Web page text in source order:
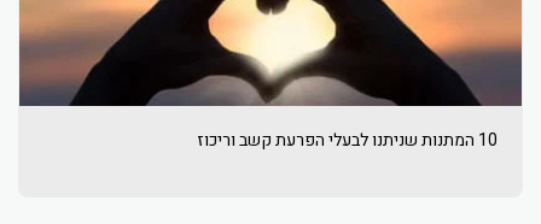
10 המתנות שניתנו לבעלי הפרעת קשב וריכוז